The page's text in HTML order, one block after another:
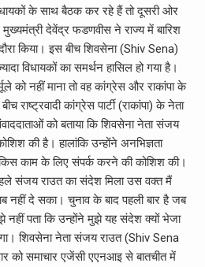
के साथ बैठक कर रहे हैं तो दूसरी ओर
देवेंद्र फडणवीस ने राज्‍य में बारिश
किया। इस बीच शिवसेना (Shiv Sena)
विधायकों का समर्थन हासिल हो गया है।
को नहीं माना तो वह कांग्रेस और राकांपा के
राष्‍ट्रवादी कांग्रेस पार्टी (राकांपा) के नेता
को बताया कि शिवसेना नेता संजय
की है। हालांकि उन्‍होंने अनभिज्ञता
काम के लिए संपर्क करने की कोशिश की।
संजय राउत का संदेश मिला उस वक्‍त मैं
नहीं दे सका। चुनाव के बाद पहली बार है जब
पता कि उन्होंने मुझे यह संदेश क्‍यों भेजा
शिवसेना नेता संजय राउत (Shiv Sena
को समाचार एजेंसी एएनआइ से बातचीत में